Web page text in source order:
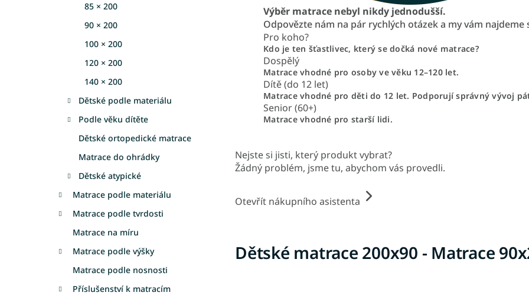
85 × 200
90 × 200
100 × 200
120 × 200
140 × 200
Dětské podle materiálu
Podle věku dítěte
Dětské ortopedické matrace
Matrace do ohrádky
Dětské atypické
Matrace podle materiálu
Matrace podle tvrdosti
Matrace na míru
Matrace podle výšky
Matrace podle nosnosti
Příslušenství k matracím
Dětské matrace 200x90 - Matrace
Výběr matrace nebyl nikdy jednodušší.
Odpovězte nám na pár rychlých otázek a my vám
Pro koho?
Kdo je ten šťastlivec, který se dočká nové matrace?
Dospělý
Matrace vhodné pro osoby ve věku 12–120 let.
Dítě (do 12 let)
Matrace vhodné pro děti do 12 let. Podporují správný vývoj
Senior (60+)
Matrace vhodné pro starší lidi.
Nejste si jisti, který produkt vybrat?
Žádný problém, jsme tu, abychom vás provedli.
Otevřít nákupního asistenta